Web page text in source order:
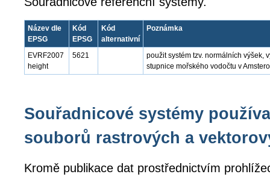
Název dle
EPSG
Kód
EPSG
Kód
alternativní
Poznámka
EVRF2007
height
5621
použit systém tzv. normálních výšek,
stupnice mořského vodočtu v
Souřadnicové systémy
souborů rastrových a
Kromě publikace dat prostřednictvím